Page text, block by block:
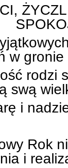
w
rodzi
swą
i
Rok
i